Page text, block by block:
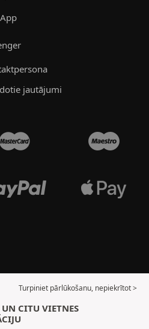
jautājumi
Turpiniet pārlūkošanu, nepiekrītot >
CITU VIETNES